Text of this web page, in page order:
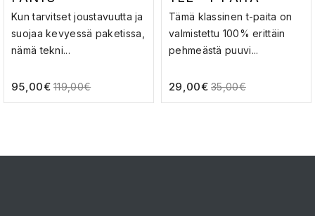
SOFTSHELL-
HOUSUT
Kun tarvitset joustavuutta ja
suojaa kevyessä paketissa,
nämä tekni...
95,00€ 119,00€
Tämä klassinen t-paita on
valmistettu 100% erittäin
pehmeästä puuvi...
29,00€ 35,00€